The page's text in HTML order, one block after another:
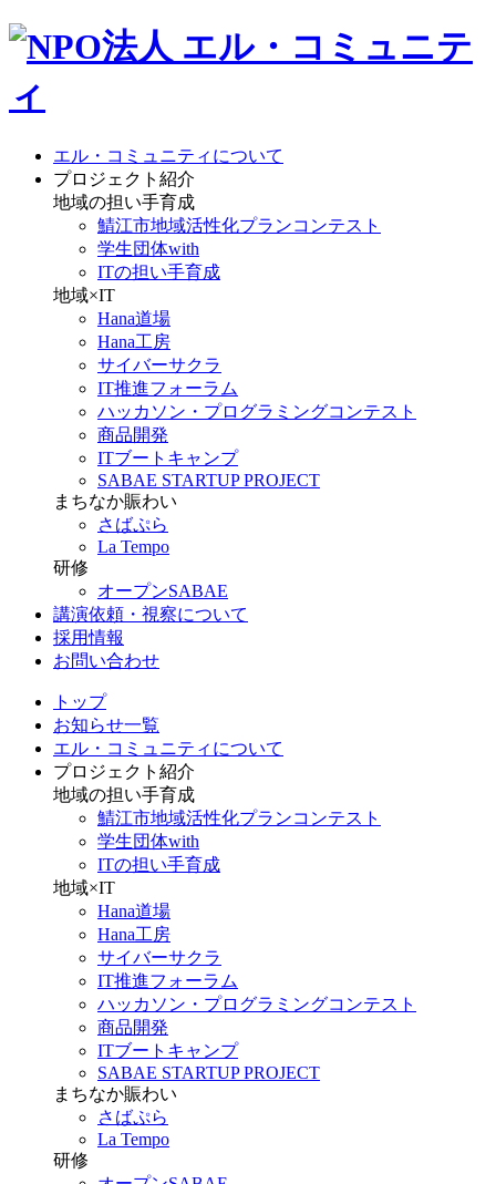
エル・コミュニティについて
プロジェクト紹介
地域の担い手育成
鯖江市地域活性化プランコンテスト
学生団体with
ITの担い手育成
地域×IT
Hana道場
Hana工房
サイバーサクラ
IT推進フォーラム
ハッカソン・プログラミングコンテスト
商品開発
ITブートキャンプ
SABAE STARTUP PROJECT
まちなか賑わい
さばぷら
La Tempo
研修
オープンSABAE
講演依頼・視察について
採用情報
お問い合わせ
トップ
お知らせ一覧
エル・コミュニティについて
プロジェクト紹介
地域の担い手育成
鯖江市地域活性化プランコンテスト
学生団体with
ITの担い手育成
地域×IT
Hana道場
Hana工房
サイバーサクラ
IT推進フォーラム
ハッカソン・プログラミングコンテスト
商品開発
ITブートキャンプ
SABAE STARTUP PROJECT
まちなか賑わい
さばぷら
La Tempo
研修